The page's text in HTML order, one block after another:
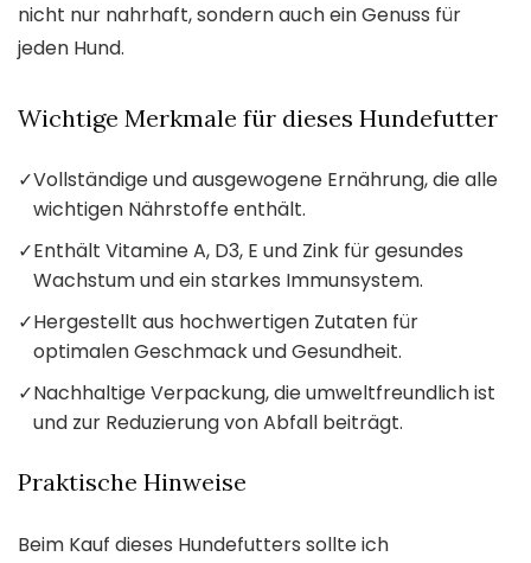
nicht nur nahrhaft, sondern auch ein Genuss für
jeden Hund.
Wichtige Merkmale für dieses Hundefutter
✓Vollständige und ausgewogene Ernährung, die alle
wichtigen Nährstoffe enthält.
✓Enthält Vitamine A, D3, E und Zink für gesundes
Wachstum und ein starkes Immunsystem.
✓Hergestellt aus hochwertigen Zutaten für
optimalen Geschmack und Gesundheit.
✓Nachhaltige Verpackung, die umweltfreundlich ist
und zur Reduzierung von Abfall beiträgt.
Praktische Hinweise
Beim Kauf dieses Hundefutters sollte ich